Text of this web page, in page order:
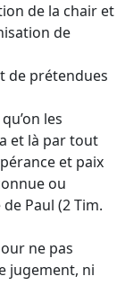
de la chair et
de
de prétendues
les
et là par tout
et paix
ou
Paul (2 Tim.
ne pas
jugement, ni